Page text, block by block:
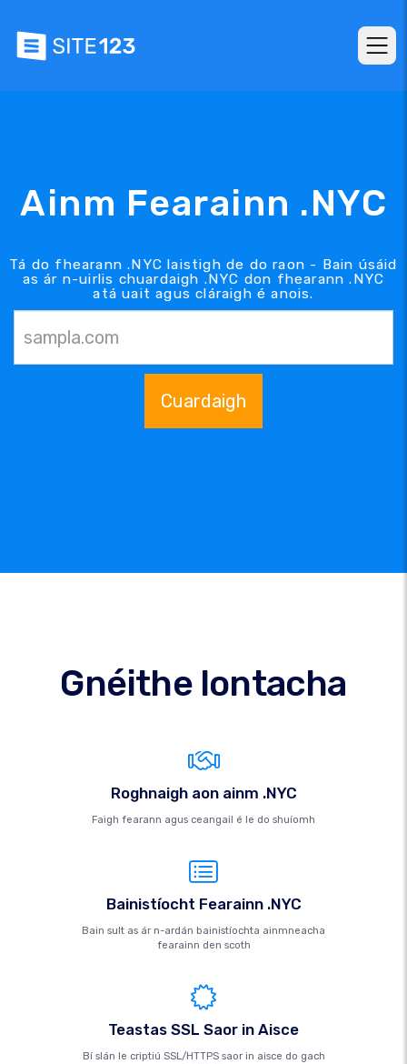
Ainm Fearainn .NYC
Tá do fhearann .NYC laistigh de do raon - Bain úsáid
as ár n-uirlis chuardaigh .NYC don fhearann .NYC
atá uait agus cláraigh é anois.
Cuardaigh
Gnéithe Iontacha
Roghnaigh aon ainm .NYC
Faigh fearann ​​agus ceangail é le do shuíomh
Bainistíocht Fearainn .NYC
Bain sult as ár n-ardán bainistíochta ainmneacha
fearainn den scoth
Teastas SSL Saor in Aisce
Bí slán le criptiú SSL/HTTPS saor in aisce do gach